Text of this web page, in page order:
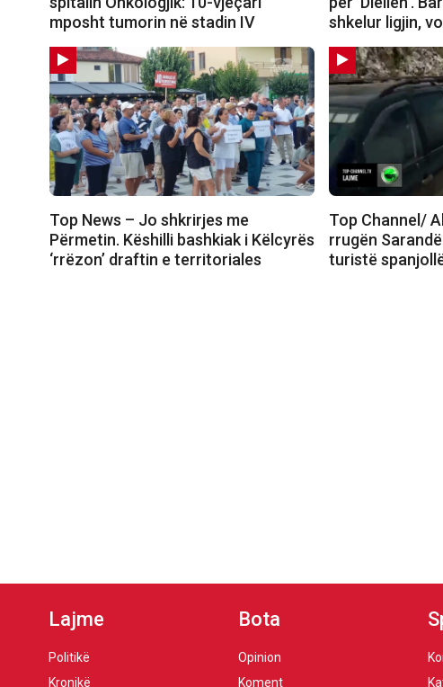
mposht tumorin në stadin IV
shkelur ligjin,
Top News – Jo shkrirjes me
Përmetin. Këshilli bashkiak i Këlcyrës
‘rrëzon’ draftin e territoriales
Top Channel/
rrugën
turistë
Lajme
Politikë
Kronikë
Bota
Opinion
Koment